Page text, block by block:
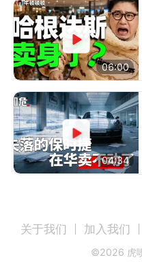
06:00
04:34
关于我们 加入我们
©2026 虎